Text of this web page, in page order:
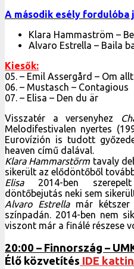
A második esély
Klara Hammaström –
Alvaro Estrella – Baila
Kiesők:
05. – Emil Assergård – Om
06. – Mustasch – Contagious
07. – Elisa – Den du är
Visszatér a versenyhez
Melodifestivalen nyertes
Eurovízión is tudott
heaven című dalával.
Klara Hammarstörm tavaly
sikerült az elődöntőből
Elisa2014-ben
döntőbejutás neki sem
Alvaro Estrellamár kétszer
színpadán. 2014-ben nem
viszont már a finálé részese
20:00 – Finnország –
Élő közvetítés IDE